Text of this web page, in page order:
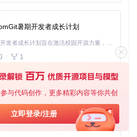
与代码创作，更多精彩内容等你共创
立即登录/注册
了三倍的下载能力。
的转变
操作流程和可靠的稳定性，让下载过
只需复制链接、粘贴到工具中，即可
真正实现"一键下载"。
主界面，展示简洁的任务管理区域与
满足不同用户需求
暑期开发者成长计划
「源启盛夏」暑期校园开发者成长计划旨在激活校园开源力量，通过积分激励、认证扶持、资源倾斜等形式，引导高校组织和开发者完成「入驻 — 建项目 — 做贡献 — 获认证 — 得资源」的完整闭环。无论你是想带领社团入驻平台的组织者，还是希望用代码贡献证明自己的开发者，都能在这里找到属于你的成长路径。
1
基于Python的Xiaozhi AI，适用于想要完整Xiaozhi体验而无需拥有专用硬件的用户。
1